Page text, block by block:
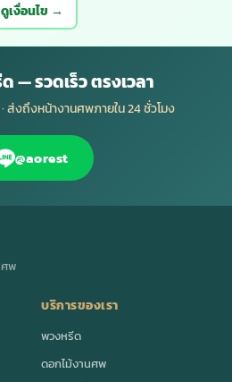
ดูเงื่อนไข →
— รวดเร็ว ตรงเวลา
ส่งถึงหน้างานศพภายใน 24 ชั่วโมง
@aorest
พ
บริการของเรา
พวงหรีด
ดอกไม้งานศพ